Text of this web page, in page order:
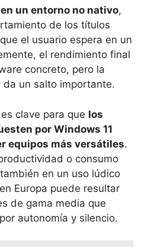
un entorno no nativo,
de los títulos
el usuario espera en un
el rendimiento final
concreto, pero la
un salto importante.
clave para que los
por Windows 11
equipos más versátiles.
o consumo
en un uso lúdico
Europa puede resultar
de gama media que
autonomía y silencio.